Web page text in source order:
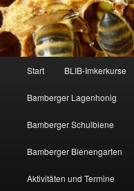
Start BLIB-Imkerkurse
Bamberger Lagenhonig
Bamberger Schulbiene
Bamberger Bienengarten
Aktivitäten und Termine